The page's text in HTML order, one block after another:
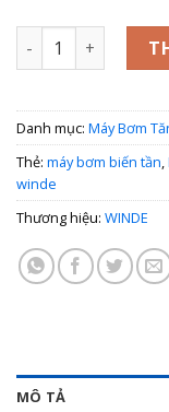
Máy Bơm biến tần
Danh mục: Máy Bơm
Thẻ: máy bơm biến tần,
winde
Thương hiệu: WINDE
MÔ TẢ